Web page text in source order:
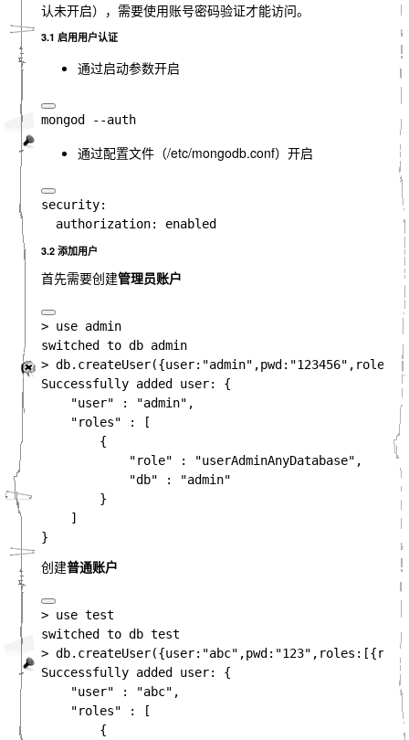
认未开启），需要使用账号密码验证才能访问。
3.1 启用用户认证
通过启动参数开启
通过配置文件（/etc/mongodb.conf）开启
security:
3.2 添加用户
首先需要创建管理员账户
> use admin
switched to db admin
>
Successfully added user: {
    "user" : "admin",
    "roles" : [
        {
            "role" : "userAdminAnyDatabase",
            "db" : "admin"
        }
    ]
创建普通账户
> use test
switched to db test
>
Successfully added user: {
    "user" : "abc",
    "roles" : [
        {